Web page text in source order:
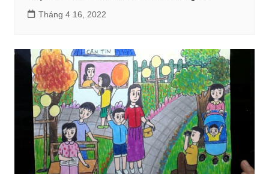
Tháng 4 16, 2022